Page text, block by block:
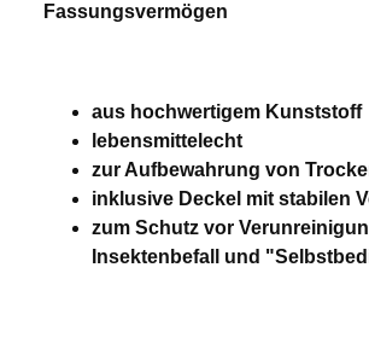
Fassungsvermögen
aus hochwertigem Kunststoff
lebensmittelecht
zur Aufbewahrung von
inklusive Deckel mit stabilen
zum Schutz vor
Insektenbefall und